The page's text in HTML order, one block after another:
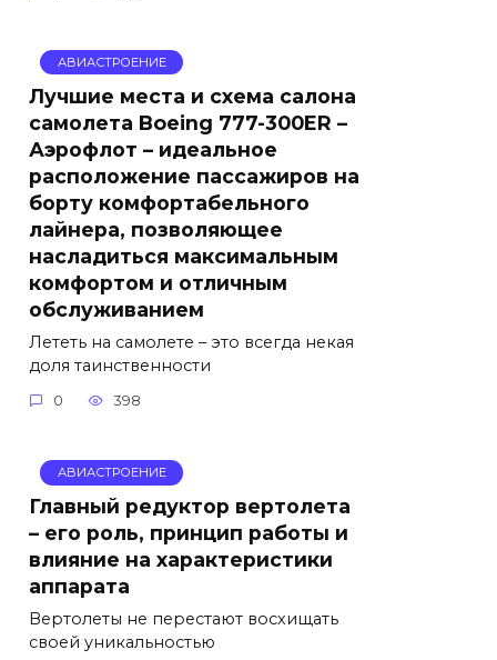
АВИАСТРОЕНИЕ
Лучшие места и схема салона
самолета Boeing 777-300ER –
Аэрофлот – идеальное
расположение пассажиров на
борту комфортабельного
лайнера, позволяющее
насладиться максимальным
комфортом и отличным
обслуживанием
Лететь на самолете – это всегда некая
доля таинственности
0 398
АВИАСТРОЕНИЕ
Главный редуктор вертолета
– его роль, принцип работы и
влияние на характеристики
аппарата
Вертолеты не перестают восхищать
своей уникальностью